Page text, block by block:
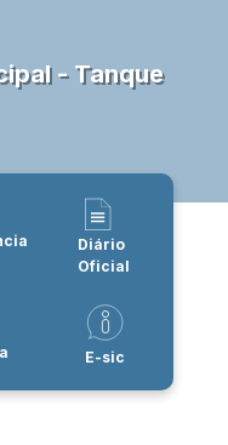
- Tanque
Diário
Oficial
E-sic